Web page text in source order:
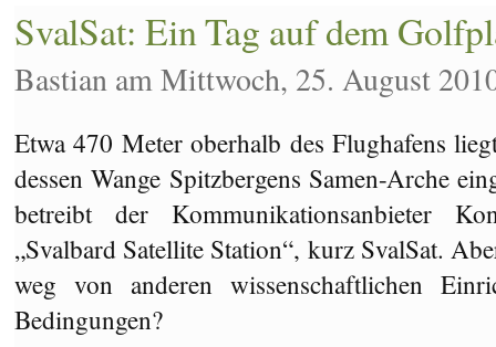
SvalSat: Ein Tag auf dem
Bastian am Mittwoch, 25. August
Etwa 470 Meter oberhalb des Flughafens
dessen Wange Spitzbergens Samen-Arche
betreibt der Kommunikationsanbieter
„Svalbard Satellite Station“, kurz SvalSat.
weg von anderen wissenschaftlichen
Bedingungen?